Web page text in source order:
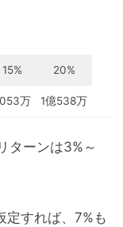
15% 20%
万 1億538万
ターンは3%～
定すれば、7%も